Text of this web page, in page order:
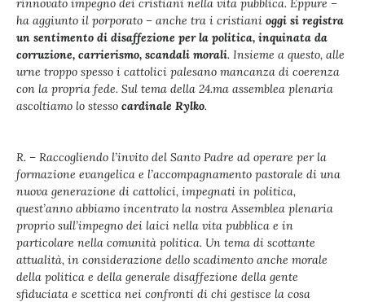
rinnovato impegno dei cristiani nella vita pubblica. Eppure –
ha aggiunto il porporato – anche tra i cristiani oggi si registra
un sentimento di disaffezione per la politica, inquinata da
corruzione, carrierismo, scandali morali. Insieme a questo, alle
urne troppo spesso i cattolici palesano mancanza di coerenza
con la propria fede. Sul tema della 24.ma assemblea plenaria
ascoltiamo lo stesso cardinale Rylko.
R. – Raccogliendo l’invito del Santo Padre ad operare per la
formazione evangelica e l’accompagnamento pastorale di una
nuova generazione di cattolici, impegnati in politica,
quest’anno abbiamo incentrato la nostra Assemblea plenaria
proprio sull’impegno dei laici nella vita pubblica e in
particolare nella comunità politica. Un tema di scottante
attualità, in considerazione dello scadimento anche morale
della politica e della generale disaffezione della gente
sfiduciata e scettica nei confronti di chi gestisce la cosa